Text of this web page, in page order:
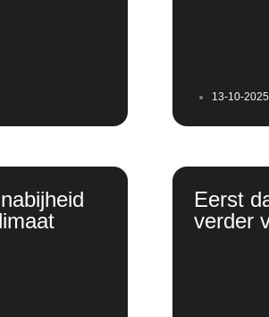
13-10-2025
Eerst
verder